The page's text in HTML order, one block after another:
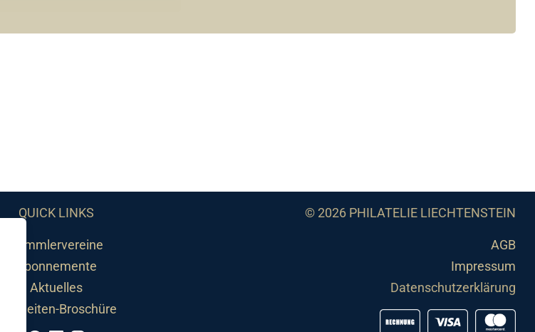
QUICK LINKS
Sammlervereine
Abonnemente
Aktuelles
Neuheiten-Broschüre
© 2026 PHILATELIE LIECHTENSTEIN
AGB
Impressum
Datenschutzerklärung